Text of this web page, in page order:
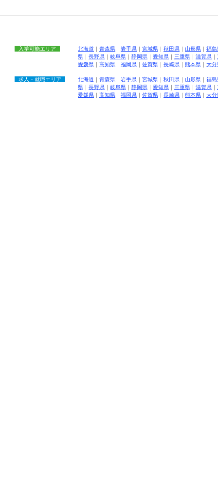
入学可能エリア 北海道 ｜ 青森県 ｜ 岩手県 ｜ 宮城県 ｜ 秋田県 ｜ 山形県 ｜ 福島
県 ｜ 長野県 ｜ 岐阜県 ｜ 静岡県 ｜ 愛知県 ｜ 三重県 ｜ 滋賀県 ｜
愛媛県 ｜ 高知県 ｜ 福岡県 ｜ 佐賀県 ｜ 長崎県 ｜ 熊本県 ｜ 大分
求人・就職エリア 北海道 ｜ 青森県 ｜ 岩手県 ｜ 宮城県 ｜ 秋田県 ｜ 山形県 ｜ 福島
県 ｜ 長野県 ｜ 岐阜県 ｜ 静岡県 ｜ 愛知県 ｜ 三重県 ｜ 滋賀県 ｜
愛媛県 ｜ 高知県 ｜ 福岡県 ｜ 佐賀県 ｜ 長崎県 ｜ 熊本県 ｜ 大分